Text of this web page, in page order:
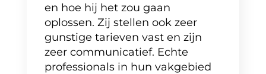
en hoe hij het zou gaan
oplossen. Zij stellen ook zeer
gunstige tarieven vast en zijn
zeer communicatief. Echte
professionals in hun vakgebied